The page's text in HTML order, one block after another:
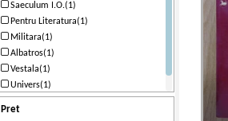
Saeculum I.O.(1)
Pentru Literatura(1)
Militara(1)
Albatros(1)
Vestala(1)
Univers(1)
Pret